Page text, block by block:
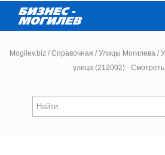
Новости
Mogilev.biz / Справочная / Улицы Могилева /
улица (212002) - Смотреть